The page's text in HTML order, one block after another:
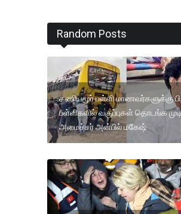
Random Posts
கணியமூர் பள்ளி மாணவர்களுக்கு
பள்ளிகளில் வகுப்புகள் தொடங்க
அமைச்சர் அன்பில் மகேஷ்